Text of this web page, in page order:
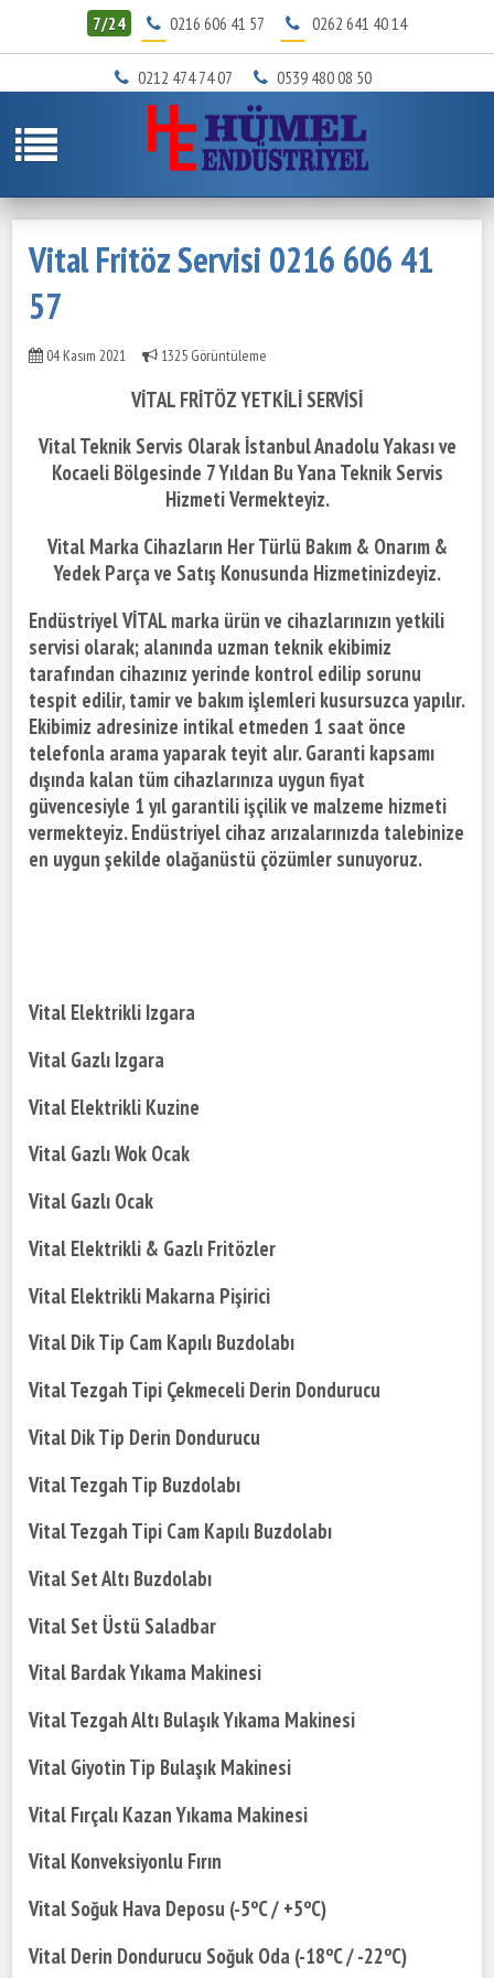
7/24 0216 606 41 57 0262 641 40 14
0212 474 74 07 0539 480 08 50
Vital Fritöz Servisi 0216 606 41
57
04 Kasım 2021 1325 Görüntüleme
VİTAL FRİTÖZ YETKİLİ SERVİSİ
Vital Teknik Servis Olarak İstanbul Anadolu Yakası ve
Kocaeli Bölgesinde 7 Yıldan Bu Yana Teknik Servis
Hizmeti Vermekteyiz.
Vital Marka Cihazların Her Türlü Bakım & Onarım &
Yedek Parça ve Satış Konusunda Hizmetinizdeyiz.
Endüstriyel VİTAL marka ürün ve cihazlarınızın yetkili
servisi olarak; alanında uzman teknik ekibimiz
tarafından cihazınız yerinde kontrol edilip sorunu
tespit edilir, tamir ve bakım işlemleri kusursuzca yapılır.
Ekibimiz adresinize intikal etmeden 1 saat önce
telefonla arama yaparak teyit alır. Garanti kapsamı
dışında kalan tüm cihazlarınıza uygun fiyat
güvencesiyle 1 yıl garantili işçilik ve malzeme hizmeti
vermekteyiz. Endüstriyel cihaz arızalarınızda talebinize
en uygun şekilde olağanüstü çözümler sunuyoruz.
Vital Elektrikli Izgara
Vital Gazlı Izgara
Vital Elektrikli Kuzine
Vital Gazlı Wok Ocak
Vital Gazlı Ocak
Vital Elektrikli & Gazlı Fritözler
Vital Elektrikli Makarna Pişirici
Vital Dik Tip Cam Kapılı Buzdolabı
Vital Tezgah Tipi Çekmeceli Derin Dondurucu
Vital Dik Tip Derin Dondurucu
Vital Tezgah Tip Buzdolabı
Vital Tezgah Tipi Cam Kapılı Buzdolabı
Vital Set Altı Buzdolabı
Vital Set Üstü Saladbar
Vital Bardak Yıkama Makinesi
Vital Tezgah Altı Bulaşık Yıkama Makinesi
Vital Giyotin Tip Bulaşık Makinesi
Vital Fırçalı Kazan Yıkama Makinesi
Vital Konveksiyonlu Fırın
Vital Soğuk Hava Deposu (-5ºC / +5ºC)
Vital Derin Dondurucu Soğuk Oda (-18ºC / -22ºC)